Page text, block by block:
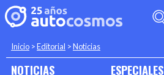
Inicio >Editorial >Noticias
NOTICIAS ESPECIALES